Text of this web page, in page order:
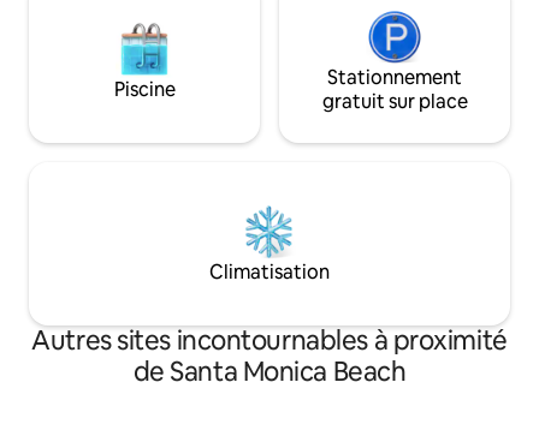
Piscine
Stationnement
gratuit sur place
Climatisation
Autres sites incontournables à proximité
de Santa Monica Beach